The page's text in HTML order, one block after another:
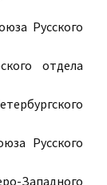
Русского
отдела
Русского
Западного